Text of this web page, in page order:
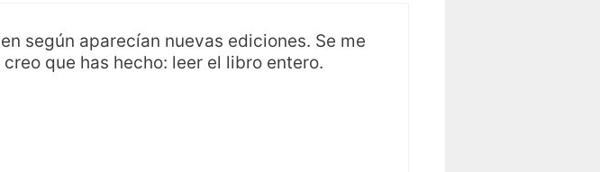
según aparecían nuevas ediciones. Se me
que has hecho: leer el libro entero.